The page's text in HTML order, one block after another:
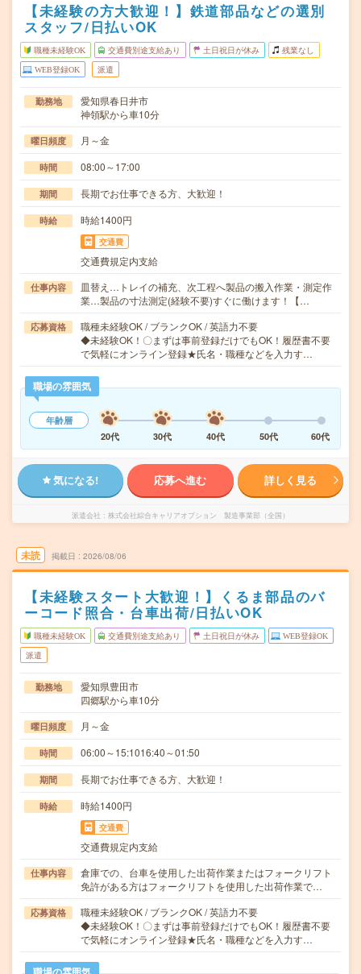
【未経験の方大歓迎！】鉄道部品などの選別
スタッフ/日払いOK
職種未経験OK 交通費別途支給あり 土日祝日が休み 残業なし
WEB登録OK 派遣
勤務地
愛知県春日井市
神領駅から車10分
曜日頻度 月～金
時間 08:00～17:00
期間 長期でお仕事できる方、大歓迎！
時給 時給1400円
交通費
交通費規定内支給
仕事内容
皿替え…トレイの補充、次工程へ製品の搬入作業・測定作
業…製品の寸法測定(経験不要)すぐに働けます！【…
応募資格
職種未経験OK / ブランクOK / 英語力不要
◆未経験OK！〇まずは事前登録だけでもOK！履歴書不要
で気軽にオンライン登録★氏名・職種などを入力す…
職場の雰囲気
年齢層
20代
30代 40代 50代 60代
気になる! 応募へ進む 詳しく見る
派遣会社 株式会社綜合キャリアオプション 製造事業部（全国）
未読 掲載日 2026/08/06
【未経験スタート大歓迎！】くるま部品のバ
ーコード照合・台車出荷/日払いOK
職種未経験OK 交通費別途支給あり 土日祝日が休み WEB登録OK
派遣
勤務地
愛知県豊田市
四郷駅から車10分
曜日頻度 月～金
時間 06:00～15:1016:40～01:50
期間 長期でお仕事できる方、大歓迎！
時給 時給1400円
交通費
交通費規定内支給
仕事内容
倉庫での、台車を使用した出荷作業またはフォークリフト
免許がある方はフォークリフトを使用した出荷作業で…
応募資格
職種未経験OK / ブランクOK / 英語力不要
◆未経験OK！〇まずは事前登録だけでもOK！履歴書不要
で気軽にオンライン登録★氏名・職種などを入力す…